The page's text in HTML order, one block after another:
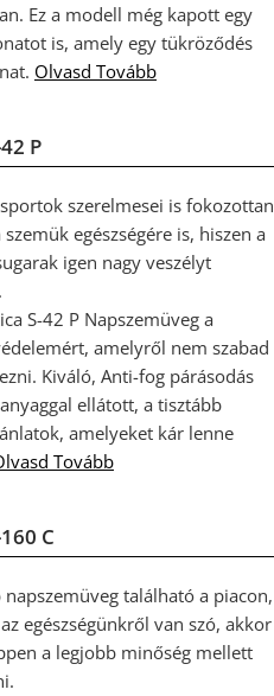
Ez a modell még kapott egy
is, amely egy tükröződés
Olvasd Tovább
P
szerelmesei is fokozottan
egészségére is, hiszen a
igen nagy veszélyt
S-42 P Napszemüveg a
amelyről nem szabad
Kiváló, Anti-fog párásodás
ellátott, a tisztább
amelyeket kár lenne
Tovább
C
napszemüveg található a piacon,
egészségünkről van szó, akkor
a legjobb minőség mellett